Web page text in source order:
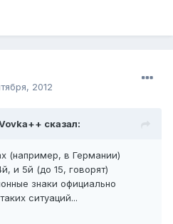
2012
сказал:
(например, в Германии)
и 5й (до 15, говорят)
знаки официально
ситуаций...